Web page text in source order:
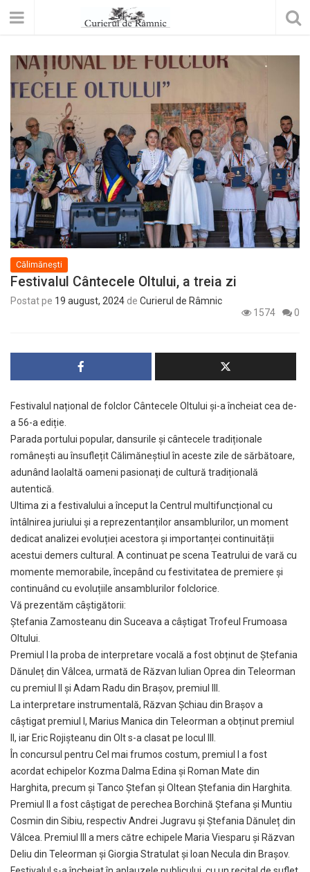
Călimănești
Festivalul Cântecele Oltului, a treia zi
Postat pe 19 august, 2024 de Curierul de Râmnic
1574
0
Festivalul național de folclor Cântecele Oltului și-a încheiat cea de-
a 56-a ediție.
Parada portului popular, dansurile și cântecele tradiționale
românești au însuflețit Călimăneștiul în aceste zile de sărbătoare,
adunând laolaltă oameni pasionați de cultură tradițională
autentică.
Ultima zi a festivalului a început la Centrul multifuncțional cu
întâlnirea juriului și a reprezentanților ansamblurilor, un moment
dedicat analizei evoluției acestora și importanței continuității
acestui demers cultural. A continuat pe scena Teatrului de vară cu
momente memorabile, începând cu festivitatea de premiere și
continuând cu evoluțiile ansamblurilor folclorice.
Vă prezentăm câștigătorii:
Ștefania Zamosteanu din Suceava a câștigat Trofeul Frumoasa
Oltului.
Premiul I la proba de interpretare vocală a fost obținut de Ștefania
Dănuleț din Vâlcea, urmată de Răzvan Iulian Oprea din Teleorman
cu premiul II și Adam Radu din Brașov, premiul III.
La interpretare instrumentală, Răzvan Șchiau din Brașov a
câștigat premiul I, Marius Manica din Teleorman a obținut premiul
II, iar Eric Rojișteanu din Olt s-a clasat pe locul III.
În concursul pentru Cel mai frumos costum, premiul I a fost
acordat echipelor Kozma Dalma Edina și Roman Mate din
Harghita, precum și Tanco Ștefan și Oltean Ștefania din Harghita.
Premiul II a fost câștigat de perechea Borchină Ștefana și Muntiu
Cosmin din Sibiu, respectiv Andrei Jugravu și Ștefania Dănuleț din
Vâlcea. Premiul III a mers către echipele Maria Viesparu și Răzvan
Deliu din Teleorman și Giorgia Stratulat și Ioan Necula din Brașov.